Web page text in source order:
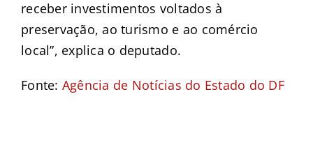
receber investimentos voltados à
preservação, ao turismo e ao comércio
local”, explica o deputado.
Fonte: Agência de Notícias do Estado do DF